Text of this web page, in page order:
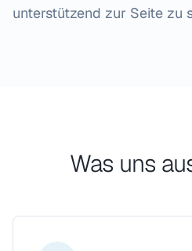
unterstützend zur Seite zu
Was uns